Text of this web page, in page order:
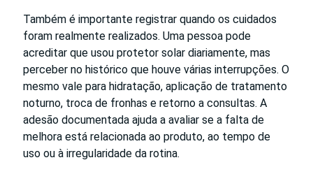
Também é importante registrar quando os cuidados
foram realmente realizados. Uma pessoa pode
acreditar que usou protetor solar diariamente, mas
perceber no histórico que houve várias interrupções. O
mesmo vale para hidratação, aplicação de tratamento
noturno, troca de fronhas e retorno a consultas. A
adesão documentada ajuda a avaliar se a falta de
melhora está relacionada ao produto, ao tempo de
uso ou à irregularidade da rotina.